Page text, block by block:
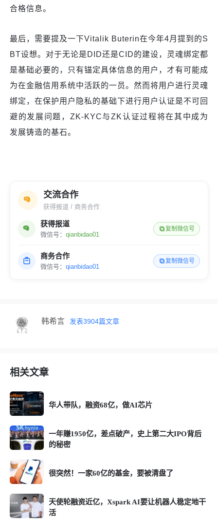
合格信息。
最后，需要提及一下Vitalik Buterin在今年4月提到的S
BT设想。对于无论是DID还是CID的建设，灵魂绑定都
是基础必要的，只有锚定具体信息的用户，才有可能成
为在金融信用系统中活跃的一员。然而将用户进行灵魂
绑定，在保护用户隐私的基础下进行用户认证是不可回
避的发展问题，ZK-KYC与ZK认证过程将在其中成为
发展铸造的基石。
交流合作
获得报道 / 商务合作
获得报道
微信号： qianbidao01
复制微信号
商务合作
微信号： qianbidao01
复制微信号
韩希言 发表3904篇文章
相关文章
华人带队，融资68亿，做AI芯片
一年赚1950亿，差点破产，史上第二大IPO背后
的秘密
很突然！一家60亿的基金，要被清盘了
天使轮融资近亿，Xspark AI要让机器人稳定地干
活